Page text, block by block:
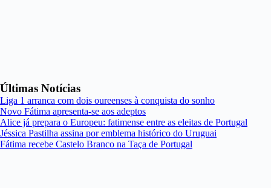
Últimas Notícias
Liga 1 arranca com dois oureenses à conquista do sonho
Novo Fátima apresenta-se aos adeptos
Alice já prepara o Europeu: fatimense entre as eleitas de Portugal
Jéssica Pastilha assina por emblema histórico do Uruguai
Fátima recebe Castelo Branco na Taça de Portugal